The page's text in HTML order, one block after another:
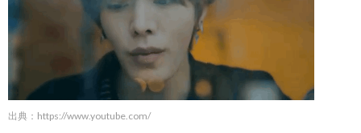
出典： https://www.youtube.com/